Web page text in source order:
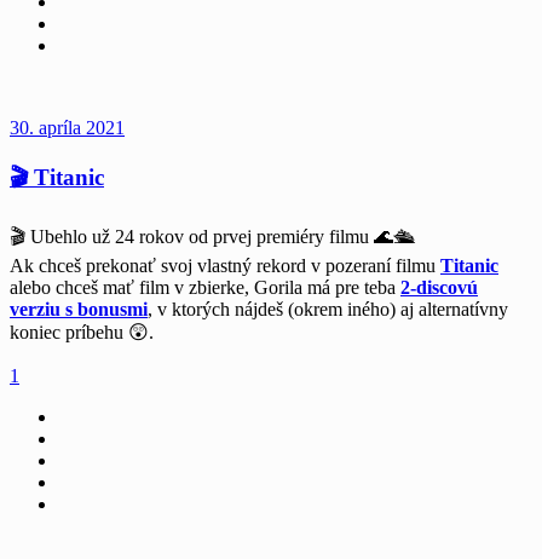
30. apríla 2021
🎬 Titanic
🎬 Ubehlo už 24 rokov od prvej premiéry filmu 🌊🛳
Ak chceš prekonať svoj vlastný rekord v pozeraní filmu Titanic
alebo chceš mať film v zbierke, Gorila má pre teba 2-discovú
verziu s bonusmi, v ktorých nájdeš (okrem iného) aj alternatívny
koniec príbehu 😲.
1